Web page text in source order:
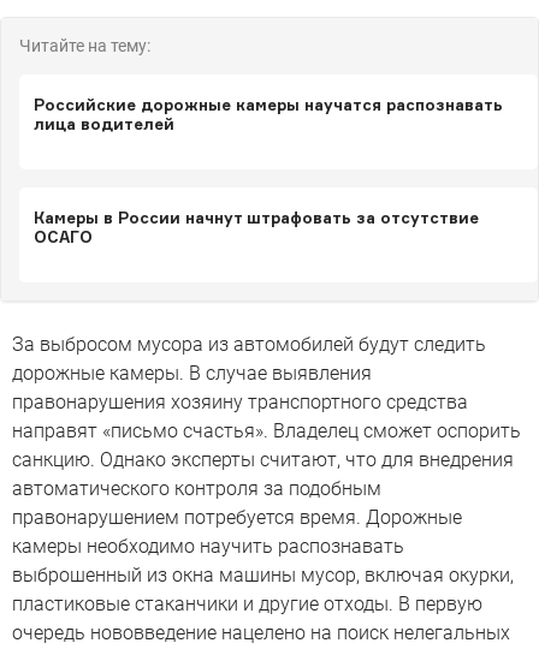
Читайте на тему:
Российские дорожные камеры научатся распознавать
лица водителей
Камеры в России начнут штрафовать за отсутствие
ОСАГО
За выбросом мусора из автомобилей будут следить
дорожные камеры. В случае выявления
правонарушения хозяину транспортного средства
направят «письмо счастья». Владелец сможет оспорить
санкцию. Однако эксперты считают, что для внедрения
автоматического контроля за подобным
правонарушением потребуется время. Дорожные
камеры необходимо научить распознавать
выброшенный из окна машины мусор, включая окурки,
пластиковые стаканчики и другие отходы. В первую
очередь нововведение нацелено на поиск нелегальных